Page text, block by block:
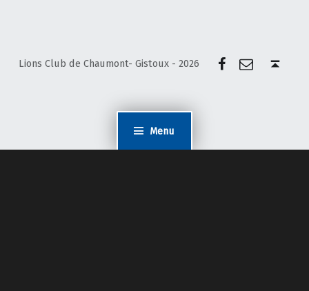
Menu
Lions Club de Chaumont- Gistoux - 2026